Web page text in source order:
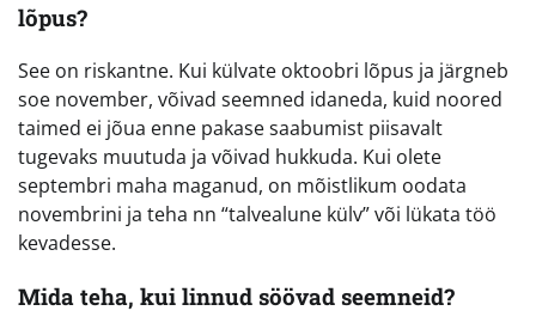
lõpus?
See on riskantne. Kui külvate oktoobri lõpus ja järgneb
soe november, võivad seemned idaneda, kuid noored
taimed ei jõua enne pakase saabumist piisavalt
tugevaks muutuda ja võivad hukkuda. Kui olete
septembri maha maganud, on mõistlikum oodata
novembrini ja teha nn “talvealune külv” või lükata töö
kevadesse.
Mida teha, kui linnud söövad seemneid?